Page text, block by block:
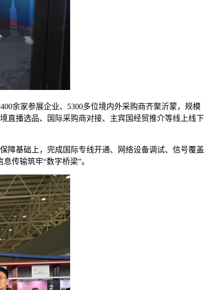
余家参展企业、5300多位境内外采购商齐聚沂蒙，规模
直播选品、国际采购商对接、主宾国经贸推介等线上线下
障基础上，完成国际专线开通、网络设备调试、信号覆盖
传输筑牢“数字桥梁”。